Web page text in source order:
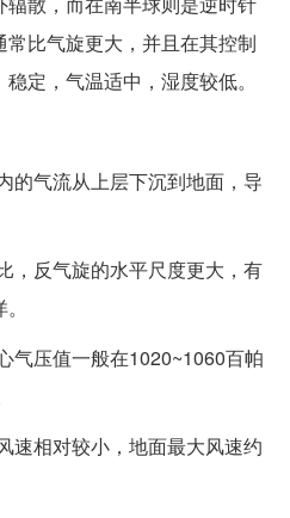
比气旋更大，并且在其控制
定，气温适中，湿度较低。
的气流从上层下沉到地面，导
，反气旋的水平尺度更大，有
气压值一般在1020~1060百帕
速相对较小，地面最大风速约